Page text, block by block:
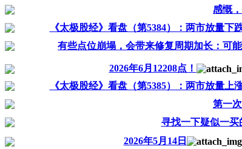
感慨
《太极股经》看盘（第5384）：两市放量下
有些点位崩塌，会带来修复周期加长：可
2026年6月12208点！
《太极股经》看盘（第5385）：两市放量上
第一
寻找一下疑似一买
2026年5月14日